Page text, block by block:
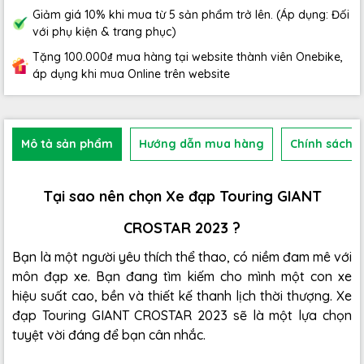
Giảm giá 10% khi mua từ 5 sản phẩm trở lên. (Áp dụng: Đối
với phụ kiện & trang phục)
Tặng 100.000₫ mua hàng tại website thành viên Onebike,
áp dụng khi mua Online trên website
Mô tả sản phẩm Hướng dẫn mua hàng Chính sách
Tại sao nên chọn Xe đạp Touring GIANT
CROSTAR 2023 ?
Bạn là một người yêu thích thể thao, có niềm đam mê với
môn đạp xe. Bạn đang tìm kiếm cho mình một con xe
hiệu suất cao, bền và thiết kế thanh lịch thời thượng. Xe
đạp Touring GIANT CROSTAR 2023 sẽ là một lựa chọn
tuyệt vời đáng để bạn cân nhắc.